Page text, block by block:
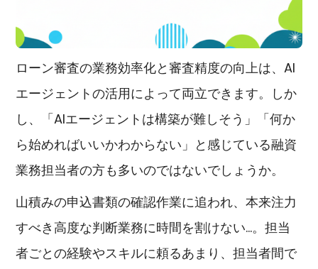
ローン審査の業務効率化と審査精度の向上は、AI
エージェントの活用によって両立できます。しか
し、「AIエージェントは構築が難しそう」「何か
ら始めればいいかわからない」と感じている融資
業務担当者の方も多いのではないでしょうか。
山積みの申込書類の確認作業に追われ、本来注力
すべき高度な判断業務に時間を割けない…。担当
者ごとの経験やスキルに頼るあまり、担当者間で